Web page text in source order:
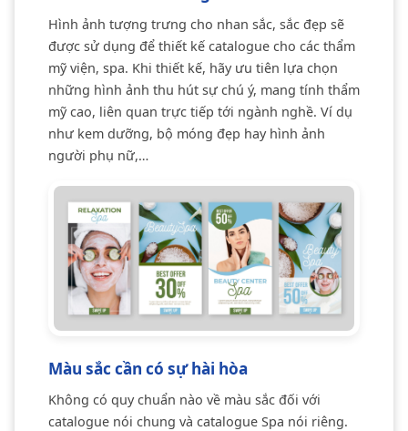
Hình ảnh tượng trưng cho nhan sắc, sắc đẹp sẽ
được sử dụng để thiết kế catalogue cho các thẩm
mỹ viện, spa. Khi thiết kế, hãy ưu tiên lựa chọn
những hình ảnh thu hút sự chú ý, mang tính thẩm
mỹ cao, liên quan trực tiếp tới ngành nghề. Ví dụ
như kem dưỡng, bộ móng đẹp hay hình ảnh
người phụ nữ,…
Màu sắc cần có sự hài hòa
Không có quy chuẩn nào về màu sắc đối với
catalogue nói chung và catalogue Spa nói riêng.